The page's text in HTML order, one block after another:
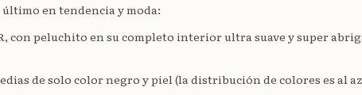
en tendencia y moda:
con peluchito en su completo interior ultra suave y super
de solo color negro y piel (la distribución de colores es al